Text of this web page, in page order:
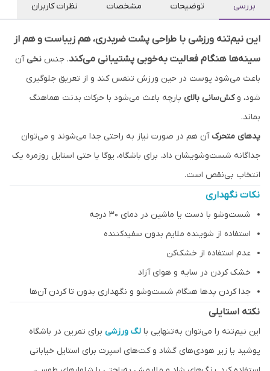
بررسی توضیحات مشخصات نظرات کاربران
این نیم‌تنه ورزشی با طراحی پشت ضربدری، هم زیباست و هم از
سینه‌ها هنگام فعالیت به‌خوبی پشتیبانی می‌کند. جنس نخی آن
باعث می‌شود پوست در حین ورزش تنفس کند و از تعریق جلوگیری
شود، و کش‌سانی بالای پارچه باعث می‌شود با حرکات بدنت هماهنگ
بماند.
پدهای متحرک آن هم در صورت نیاز به راحتی جدا می‌شوند و می‌توان
جداگانه شست‌وشویشان داد. برای باشگاه، یوگا یا حتی استایل روزمره یک
انتخاب بی‌نقص است.
نکات نگهداری
شست‌وشو با دست یا ماشین در دمای ۳۰ درجه
استفاده از شوینده ملایم بدون سفیدکننده
عدم استفاده از خشک‌کن
خشک کردن در سایه و هوای آزاد
جدا کردن پدها هنگام شست‌وشو و نگهداری بدون تا کردن آن‌ها
نکته استایلی
این نیم‌تنه را می‌توان به‌تنهایی با لگ ورزشی برای تمرین در باشگاه
پوشید یا زیر هودی‌های گشاد و کت‌های اسپرت برای استایل خیابانی